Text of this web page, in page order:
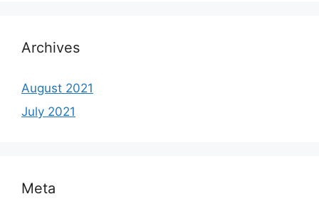
Archives
August 2021
July 2021
Meta